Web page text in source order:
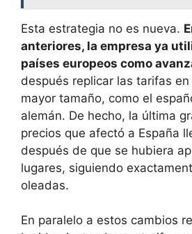
Esta estrategia no es nueva.
anteriores, la empresa ya
países europeos como
después replicar las tarifas
mayor tamaño, como el
alemán. De hecho, la última
precios que afectó a España
después de que se hubiera
lugares, siguiendo
oleadas.
En paralelo a estos cambios